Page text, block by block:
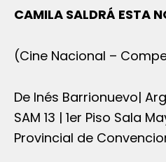
CAMILA SALDRÁ ESTA
(Cine Nacional –
De Inés Barrionuevo|
SAM 13 | 1er Piso Sala
Provincial de